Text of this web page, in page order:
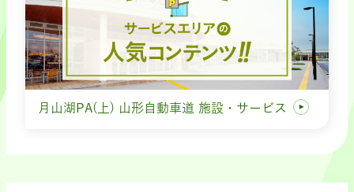
月山湖PA(上) 山形自動車道 施設・サービス